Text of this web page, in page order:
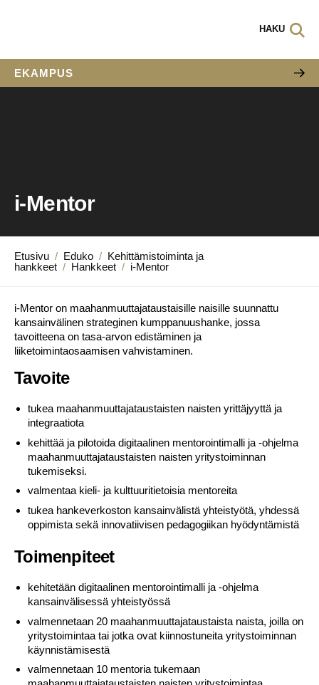
HAKU
EKAMPUS
i-Mentor
Etusivu / Eduko / Kehittämistoiminta ja
hankkeet / Hankkeet / i-Mentor
i-Mentor on maahanmuuttajataustaisille naisille suunnattu
kansainvälinen strateginen kumppanuushanke, jossa
tavoitteena on tasa-arvon edistäminen ja
liiketoimintaosaamisen vahvistaminen.
Tavoite
tukea maahanmuuttajataustaisten naisten yrittäjyyttä ja
integraatiota
kehittää ja pilotoida digitaalinen mentorointimalli ja -ohjelma
maahanmuuttajataustaisten naisten yritystoiminnan
tukemiseksi.
valmentaa kieli- ja kulttuuritietoisia mentoreita
tukea hankeverkoston kansainvälistä yhteistyötä, yhdessä
oppimista sekä innovatiivisen pedagogiikan hyödyntämistä
Toimenpiteet
kehitetään digitaalinen mentorointimalli ja -ohjelma
kansainvälisessä yhteistyössä
valmennetaan 20 maahanmuuttajataustaista naista, joilla on
yritystoimintaa tai jotka ovat kiinnostuneita yritystoiminnan
käynnistämisestä
valmennetaan 10 mentoria tukemaan